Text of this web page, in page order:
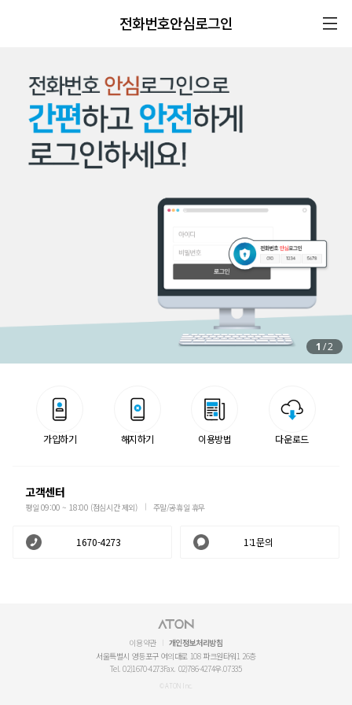
전화번호안심로그인
1 /2
가입하기 해지하기 이용방법 다운로드
고객센터
평일 09:00 ~ 18:00 (점심시간 제외) 주말/공휴일 휴무
1670-4273 1:1문의
이용약관
개인정보처리방침
서울특별시 영등포구 여의대로 108 파크원타워1 26층
Tel. 02)1670-4273Fax. 02)786-4274우.07335
© ATON Inc.